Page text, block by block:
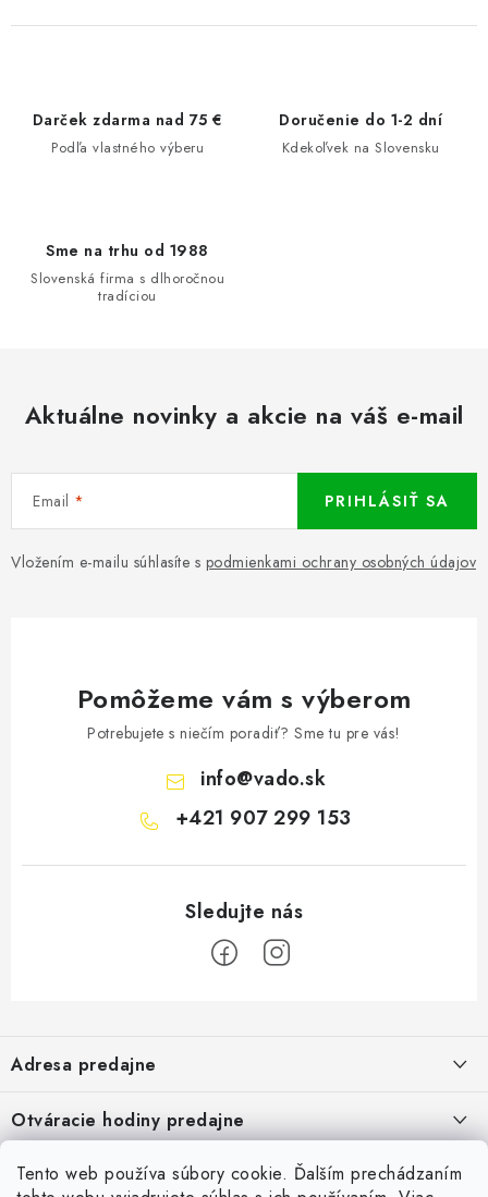
Tento web používa súbory cookie. Ďalším prechádzaním
Darček zdarma nad 75 €
Podľa vlastného výberu
Doručenie do 1-2 dní
Kdekoľvek na Slovensku
Sme na trhu od 1988
Slovenská firma s dlhoročnou
tradíciou
Aktuálne novinky a akcie na váš e-mail
Email
Vložením e-mailu súhlasíte s podmienkami ochrany osobných údajov
PRIHLÁSIŤ SA
Pomôžeme vám s výberom
Potrebujete s niečím poradiť? Sme tu pre vás!
info@vado.sk
+421 907 299 153
p
ä
t
Adresa predajne
Pekárska 4, 941 31 Dvory nad Žitavou
Pozrite si Google mapu
Otváracie hodiny predajne
Sobota, Nedeľa: Zatvorené
Informácie pre Vás